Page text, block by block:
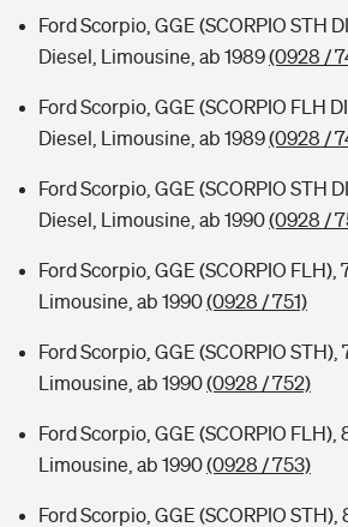
Ford Scorpio, GGE (SCORPIO STH
Diesel, Limousine, ab 1989(0928 /
Ford Scorpio, GGE (SCORPIO FLH
Diesel, Limousine, ab 1989(0928 /
Ford Scorpio, GGE (SCORPIO STH
Diesel, Limousine, ab 1990(0928 /
Ford Scorpio, GGE (SCORPIO FLH),
Limousine, ab 1990(0928 / 751)
Ford Scorpio, GGE (SCORPIO STH),
Limousine, ab 1990(0928 / 752)
Ford Scorpio, GGE (SCORPIO FLH),
Limousine, ab 1990(0928 / 753)
Ford Scorpio, GGE (SCORPIO STH),